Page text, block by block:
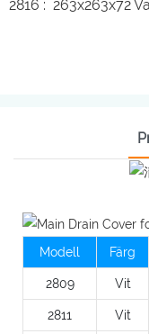
2816 : 263x263x72
Modell Färg
2809 Vit
2811 Vit